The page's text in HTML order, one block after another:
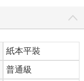
紙本平裝
普通級